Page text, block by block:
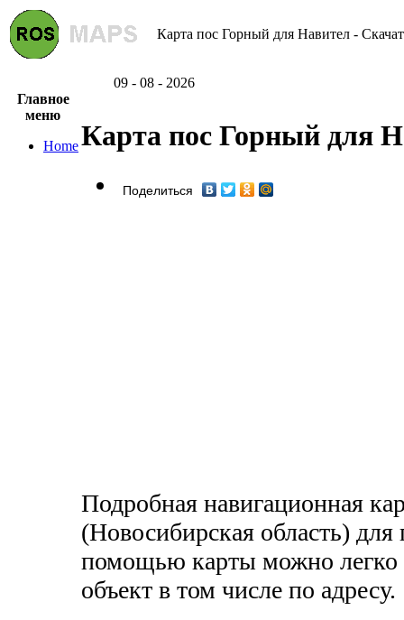
Карта пос Горный для Навител -
09 - 08 - 2026
Главное
меню
HomeКарта пос Горный для
Поделиться
Подробная навигационная
(Новосибирская область)
помощью карты можно
объект в том числе по адресу.